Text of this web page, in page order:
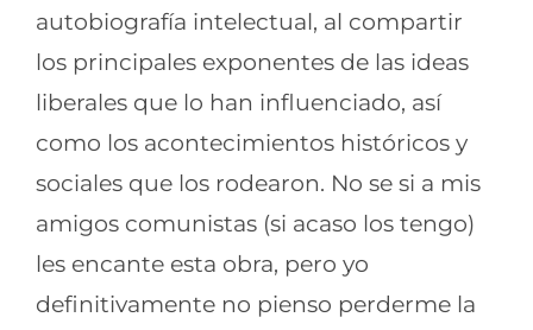
autobiografía intelectual, al compartir
los principales exponentes de las ideas
liberales que lo han influenciado, así
como los acontecimientos históricos y
sociales que los rodearon. No se si a mis
amigos comunistas (si acaso los tengo)
les encante esta obra, pero yo
definitivamente no pienso perderme la